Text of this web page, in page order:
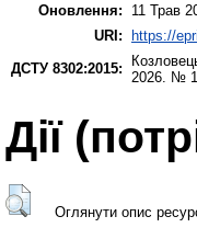
Оновлення:
11 Трав
URI: https://
ДСТУ 8302:2015:
2026. №
Дії
Оглянути опис